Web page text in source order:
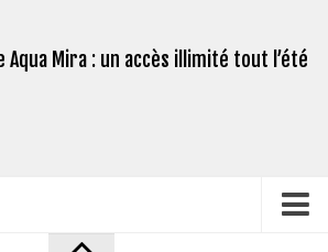
Mira : un accès illimité tout l’été